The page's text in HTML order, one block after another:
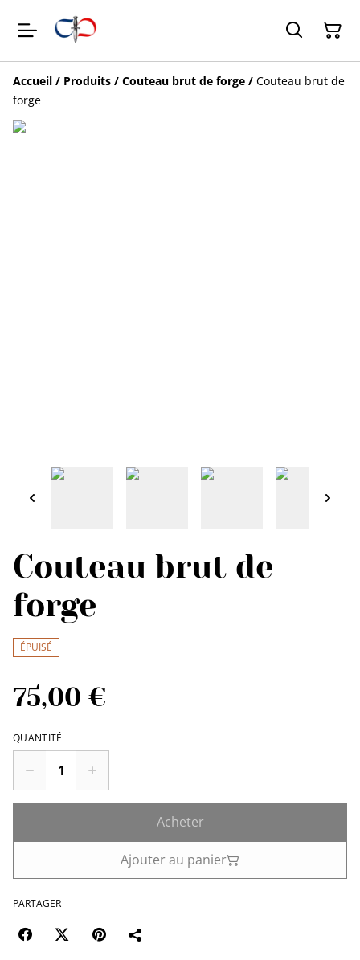
Accueil / Produits / Couteau brut de forge / Couteau brut de
forge
Couteau brut de
forge
ÉPUISÉ
75,00 €
QUANTITÉ
Acheter
Ajouter au panier
PARTAGER